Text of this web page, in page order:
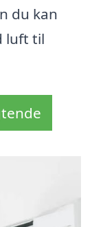
du kan
luft til